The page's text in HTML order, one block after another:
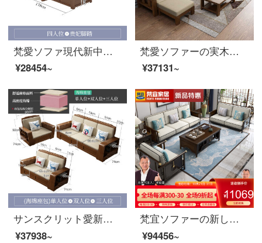
梵愛ソファ現代新中国式ゴム木ソファ冬夏両用収納ソファリビングセット家具収納-四人位+貴妃セット
¥28454~
梵愛ソファーの実木ソファ全実木布芸ソファーは現代簡単で、新しい中国式ソファーのリビングルームに家具をセットしました。
¥37131~
サンスクリット愛新中国式ゴム木の実木ソファ綿麻布芸座って、ソファセットリビングに家具をセットして、荷物を置くスポンジシートのバッグをセットします。
¥37938~
梵宜ソファーの新しい中国式の実木布芸皮のソファーのシングル席1+2+3セットのリビングルームの大きさと豪華さを兼ね備えた高贵妃の回転角度のソファーの逸品家具【皮芸クッション】ペア+貴妃位+シングル位
¥94456~